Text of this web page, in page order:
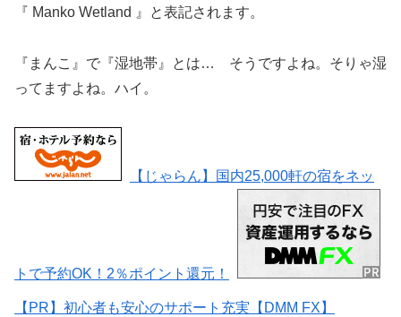
『 Manko Wetland 』と表記されます。
『まんこ』で『湿地帯』とは… そうですよね。そりゃ湿
ってますよね。ハイ。
【じゃらん】国内25,000軒の宿をネッ
トで予約OK！2％ポイント還元！
【PR】初心者も安心のサポート充実【DMM FX】